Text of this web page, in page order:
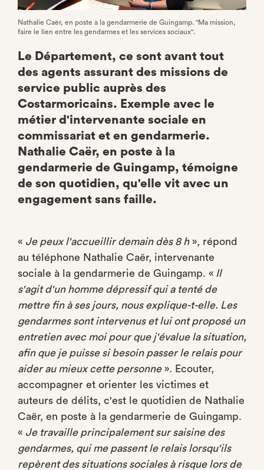
Nathalie Caër, en poste à la gendarmerie de Guingamp. "Ma mission,
faire le lien entre les gendarmes et les services sociaux".
Le Département, ce sont avant tout
des agents assurant des missions de
service public auprès des
Costarmoricains. Exemple avec le
métier d'intervenante sociale en
commissariat et en gendarmerie.
Nathalie Caër, en poste à la
gendarmerie de Guingamp, témoigne
de son quotidien, qu'elle vit avec un
engagement sans faille.
« Je peux l'accueillir demain dès 8 h», répond
au téléphone Nathalie Caër, intervenante
sociale à la gendarmerie de Guingamp. « Il
s'agit d'un homme dépressif qui a tenté de
mettre fin à ses jours, nous explique-t-elle. Les
gendarmes sont intervenus et lui ont proposé un
entretien avec moi pour que j'évalue la situation,
afin que je puisse si besoin passer le relais pour
aider au mieux cette personne». Ecouter,
accompagner et orienter les victimes et
auteurs de délits, c'est le quotidien de Nathalie
Caër, en poste à la gendarmerie de Guingamp.
« Je travaille principalement sur saisine des
gendarmes, qui me passent le relais lorsqu'ils
repèrent des situations sociales à risque lors de